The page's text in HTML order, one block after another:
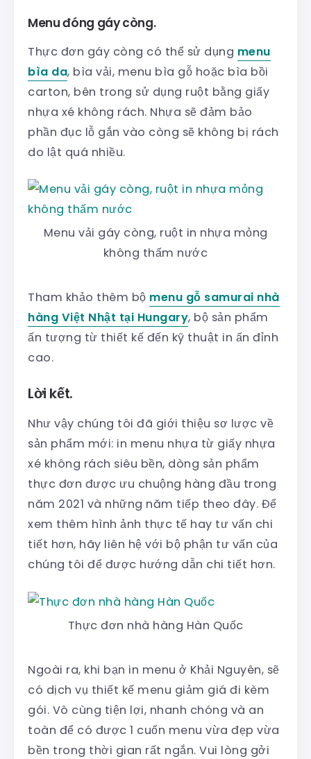
Menu đóng gáy còng.
Thực đơn gáy còng có thể sử dụng menu
bìa da, bìa vải, menu bìa gỗ hoặc bìa bồi
carton, bên trong sử dụng ruột bằng giấy
nhựa xé không rách. Nhựa sẽ đảm bảo
phần đục lỗ gắn vào còng sẽ không bị rách
do lật quá nhiều.
Menu vải gáy còng, ruột in nhựa mỏng
không thấm nước
Tham khảo thêm bộ menu gỗ samurai nhà
hàng Việt Nhật tại Hungary, bộ sản phẩm
ấn tượng từ thiết kế đến kỹ thuật in ấn đỉnh
cao.
Lời kết.
Như vậy chúng tôi đã giới thiệu sơ lược về
sản phẩm mới: in menu nhựa từ giấy nhựa
xé không rách siêu bền, dòng sản phẩm
thực đơn được ưu chuộng hàng đầu trong
năm 2021 và những năm tiếp theo đây. Để
xem thêm hình ảnh thực tế hay tư vấn chi
tiết hơn, hãy liên hệ với bộ phận tư vấn của
chúng tôi để được hướng dẫn chi tiết hơn.
Thực đơn nhà hàng Hàn Quốc
Ngoài ra, khi bạn in menu ở Khải Nguyên, sẽ
có dịch vụ thiết kế menu giảm giá đi kèm
gói. Vô cùng tiện lợi, nhanh chóng và an
toàn để có được 1 cuốn menu vừa đẹp vừa
bền trong thời gian rất ngắn. Vui lòng gởi